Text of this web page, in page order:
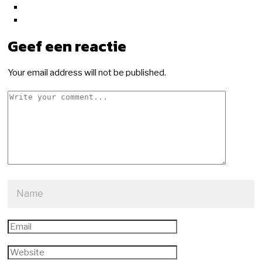
Geef een reactie
Your email address will not be published.